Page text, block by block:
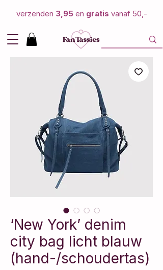
verzenden 3,95en gratis vanaf 50,-
‘New York’ denim
city bag licht blauw
(hand-/schoudertas)